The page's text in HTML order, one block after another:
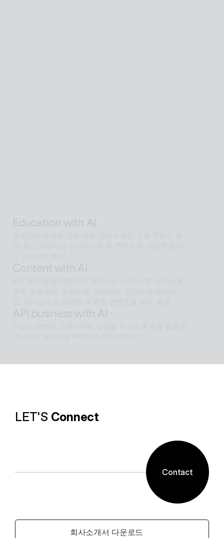
LET'S Connect
Contact
회사소개서 다운로드